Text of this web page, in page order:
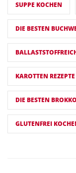
SUPPE KOCHEN
DIE BESTEN
KAROTTEN REZEPTE
DIE BESTEN
GLUTENFREI